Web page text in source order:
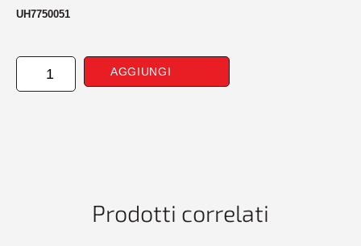
UH7750051
CANTONALE
PARAURTI
AGGIUNGI
Prodotti correlati